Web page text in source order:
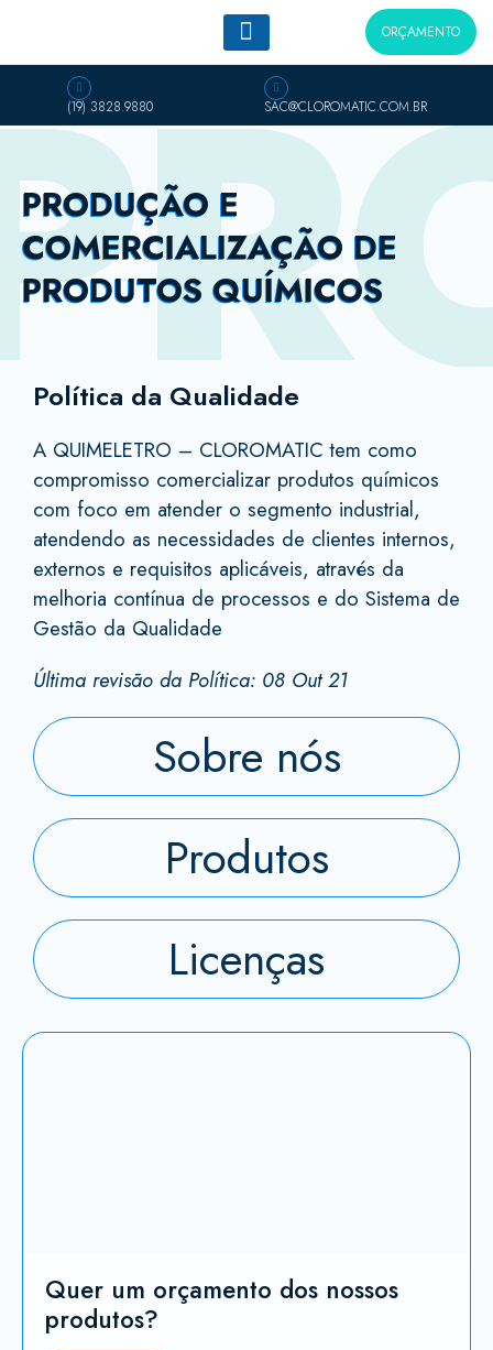
o
ORÇAMENTO
(19) 3828.9880 SAC@CLOROMATIC.COM.BR
PRODUÇÃO E
COMERCIALIZAÇÃO DE
PRODUTOS QUÍMICOS
Política da Qualidade
A QUIMELETRO – CLOROMATIC tem como
compromisso comercializar produtos químicos
com foco em atender o segmento industrial,
atendendo as necessidades de clientes internos,
externos e requisitos aplicáveis, através da
melhoria contínua de processos e do Sistema de
Gestão da Qualidade
Última revisão da Política: 08 Out 21
Sobre nós
Produtos
Licenças
Quer um orçamento dos nossos
produtos?